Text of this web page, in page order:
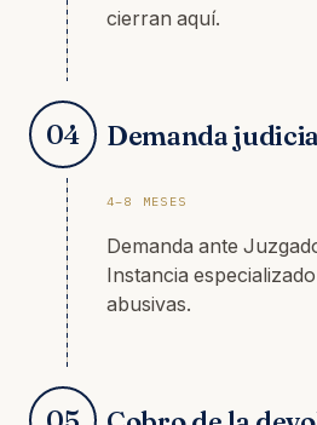
cierran aquí.
04 Demanda
4–8 MESES
Demanda ante
Instancia
abusivas.